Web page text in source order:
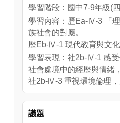
從日本政府推動「五年理
住」，再到霧社事件發生
原住民族，受到的政治壓
此，泰雅青年們仍以無畏
衝突與身份認同的迷惘。
學習階段：國中7-9年級(
學習內容：歷Ea-Ⅳ-3 「
族社會的對應。
歷Eb-Ⅳ-1 現代教育與文化
學習表現：社2b-Ⅳ-1 感
社會處境中的經歷與情緒
社2b-Ⅳ-3 重視環境倫理
多樣性。
議題